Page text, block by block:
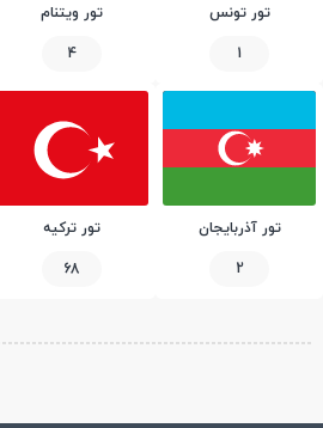
تور تونس
1
تور ویتنام
4
تور آذربایجان
2
تور ترکیه
68